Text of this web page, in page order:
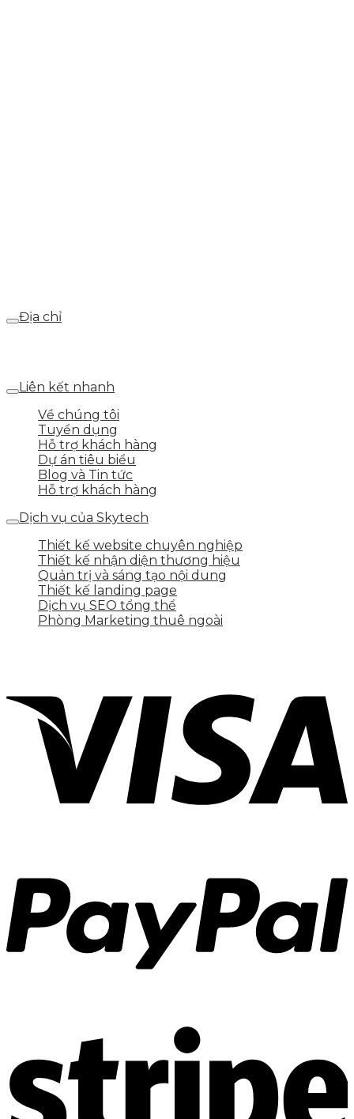
Địa chỉ
Liên kết nhanh
Về chúng tôi
Tuyển dụng
Hỗ trợ khách hàng
Dự án tiêu biểu
Blog và Tin tức
Hỗ trợ khách hàng
Dịch vụ của Skytech
Thiết kế website chuyên nghiệp
Thiết kế nhận diện thương hiệu
Quản trị và sáng tạo nội dung
Thiết kế landing page
Dịch vụ SEO tổng thể
Phòng Marketing thuê ngoài